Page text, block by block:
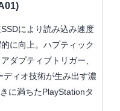
により読み込み速度
に向上。ハプティック
ダプティブトリガー、
ディオ技術が生み出す濃
に満ちたPlayStationタ